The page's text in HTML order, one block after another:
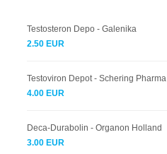
Testosteron Depo - Galenika
2.50 EUR
Testoviron Depot - Schering Pharma
4.00 EUR
Deca-Durabolin - Organon Holland
3.00 EUR